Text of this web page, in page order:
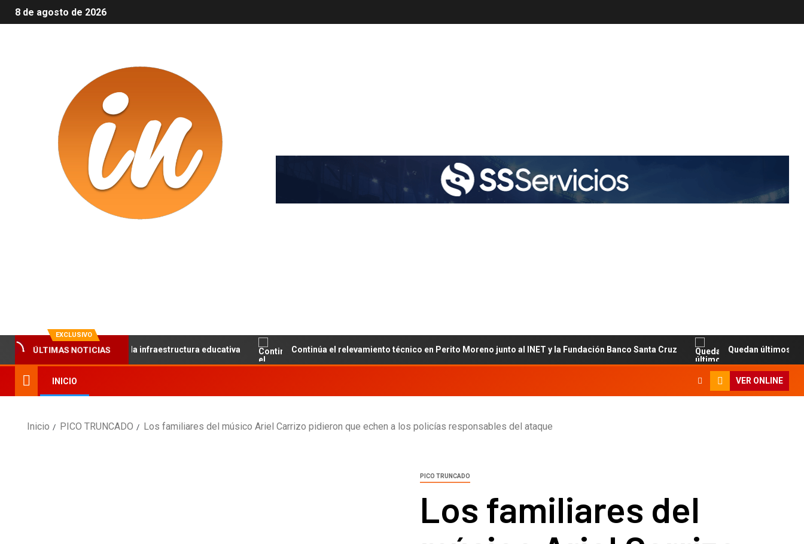
8 de agosto de 2026
EXCLUSIVO
ÚLTIMAS NOTICIAS
el trabajo articulado y la infraestructura educativa Continúa el relevamiento técnico en Perito Moreno junto al INET y la Fundación Banco Santa Cruz Quedan últimos cupos
INICIO VER ONLINE
Inicio PICO TRUNCADO Los familiares del músico Ariel Carrizo pidieron que echen a los policías responsables del ataque
PICO TRUNCADO
Los familiares del